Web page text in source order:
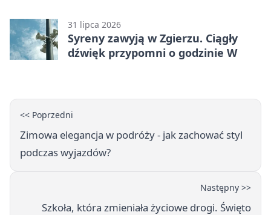
31 lipca 2026
Syreny zawyją w Zgierzu. Ciągły
dźwięk przypomni o godzinie W
<< Poprzedni
Zimowa elegancja w podróży - jak zachować styl
podczas wyjazdów?
Następny >>
Szkoła, która zmieniała życiowe drogi. Święto